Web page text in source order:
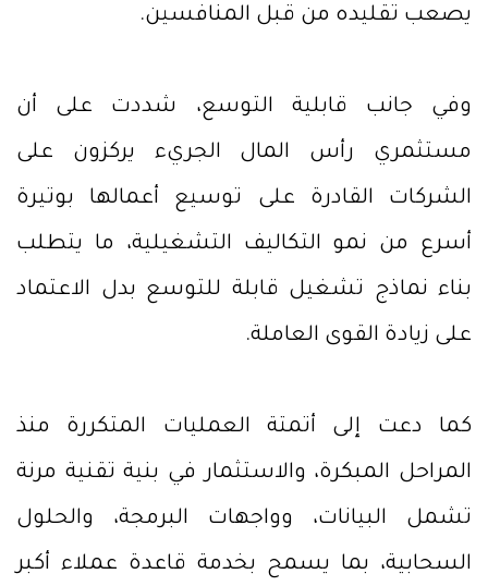
يصعب تقليده من قبل المنافسين.
وفي جانب قابلية التوسع، شددت على أن
مستثمري رأس المال الجريء يركزون على
الشركات القادرة على توسيع أعمالها بوتيرة
أسرع من نمو التكاليف التشغيلية، ما يتطلب
بناء نماذج تشغيل قابلة للتوسع بدل الاعتماد
على زيادة القوى العاملة.
كما دعت إلى أتمتة العمليات المتكررة منذ
المراحل المبكرة، والاستثمار في بنية تقنية مرنة
تشمل البيانات، وواجهات البرمجة، والحلول
السحابية، بما يسمح بخدمة قاعدة عملاء أكبر